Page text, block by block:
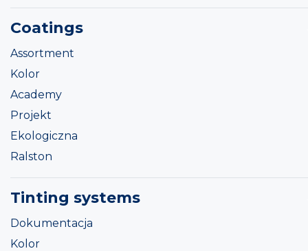
Coatings
Assortment
Kolor
Academy
Projekt
Ekologiczna
Ralston
Tinting systems
Dokumentacja
Kolor